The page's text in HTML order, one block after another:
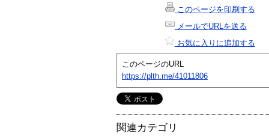
このページを印刷する
メールでURLを送る
お気に入りに追加する
このページのURL
https://plth.me/41011806
関連カテゴリ